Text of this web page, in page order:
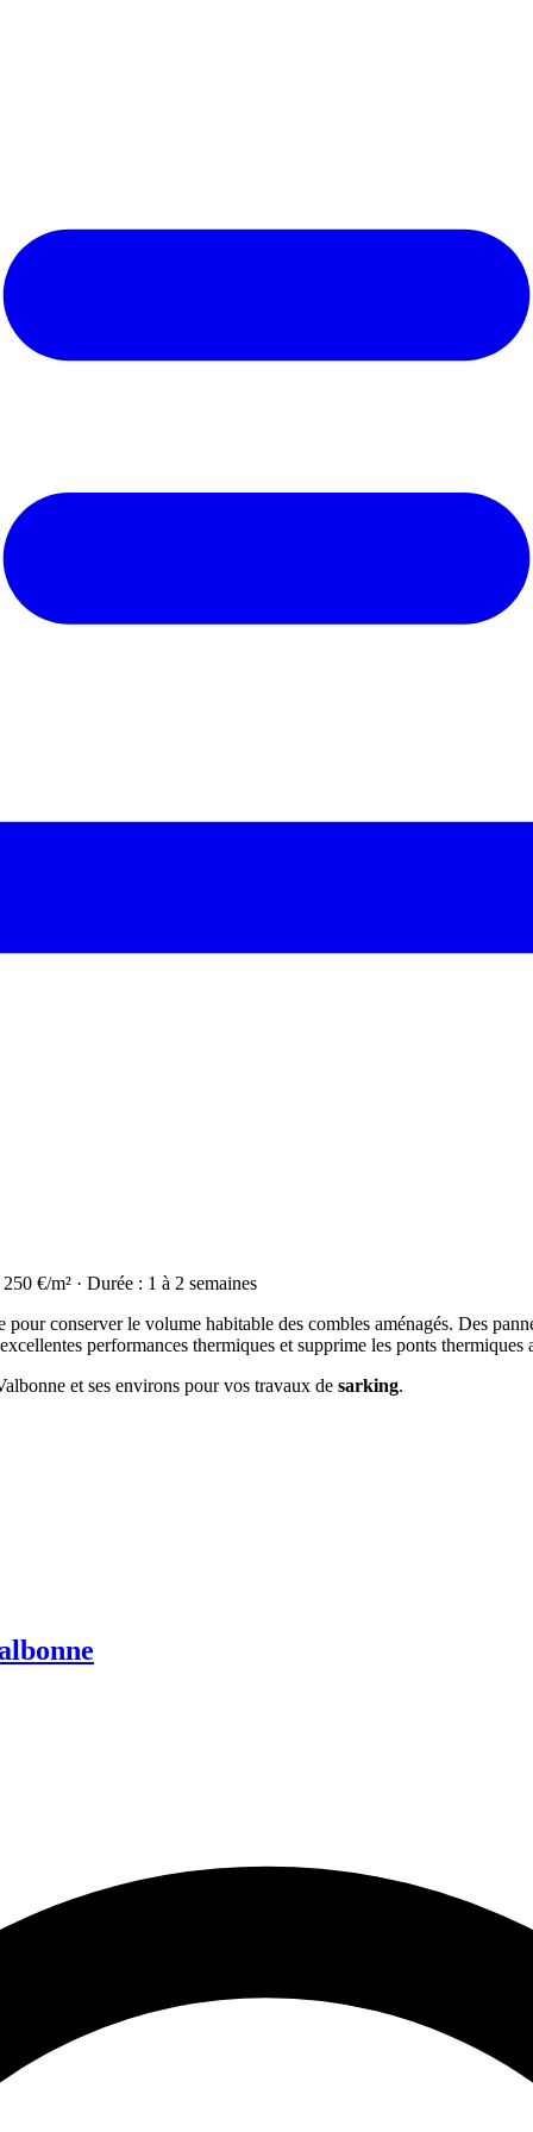
€/m² · Durée : 1 à 2 semaines
conserver le volume habitable des combles aménagés. Des
performances thermiques et supprime les ponts thermiques
et ses environs pour vos travaux de sarking.